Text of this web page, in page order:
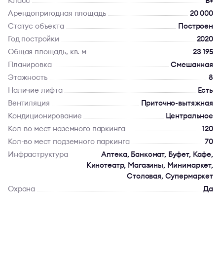
Арендопригодная площадь
20 000
Статус объекта
Построен
Год постройки
2020
Общая площадь, кв. м
23 195
Планировка
Смешанная
Этажность
8
Наличие лифта
Есть
Вентиляция
Приточно-вытяжная
Кондиционирование
Центральное
Кол-во мест наземного паркинга
120
Кол-во мест подземного паркинга
70
Инфраструктура
Аптека, Банкомат, Буфет, Кафе,
Кинотеатр, Магазины, Минимаркет,
Столовая, Супермаркет
Охрана
Да